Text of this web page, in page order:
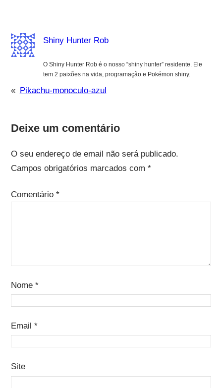
Shiny Hunter Rob
O Shiny Hunter Rob é o nosso “shiny hunter” residente. Ele
tem 2 paixões na vida, programação e Pokémon shiny.
« Pikachu-monoculo-azul
Deixe um comentário
O seu endereço de email não será publicado.
Campos obrigatórios marcados com *
Comentário *
Nome *
Email *
Site